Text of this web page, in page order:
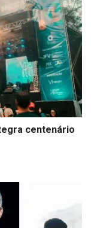
centenário